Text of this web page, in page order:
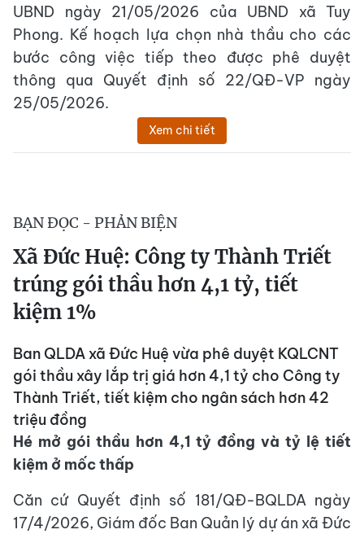
UBND ngày 21/05/2026 của UBND xã Tuy
Phong. Kế hoạch lựa chọn nhà thầu cho các
bước công việc tiếp theo được phê duyệt
thông qua Quyết định số 22/QĐ-VP ngày
25/05/2026.
Xem chi tiết
BẠN ĐỌC - PHẢN BIỆN
Xã Đức Huệ: Công ty Thành Triết
trúng gói thầu hơn 4,1 tỷ, tiết
kiệm 1%
Ban QLDA xã Đức Huệ vừa phê duyệt KQLCNT
gói thầu xây lắp trị giá hơn 4,1 tỷ cho Công ty
Thành Triết, tiết kiệm cho ngân sách hơn 42
triệu đồng
Hé mở gói thầu hơn 4,1 tỷ đồng và tỷ lệ tiết
kiệm ở mốc thấp
Căn cứ Quyết định số 181/QĐ-BQLDA ngày
17/4/2026, Giám đốc Ban Quản lý dự án xã Đức